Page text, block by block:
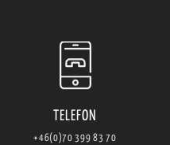
TELEFON
+46(0)70 399 83 70